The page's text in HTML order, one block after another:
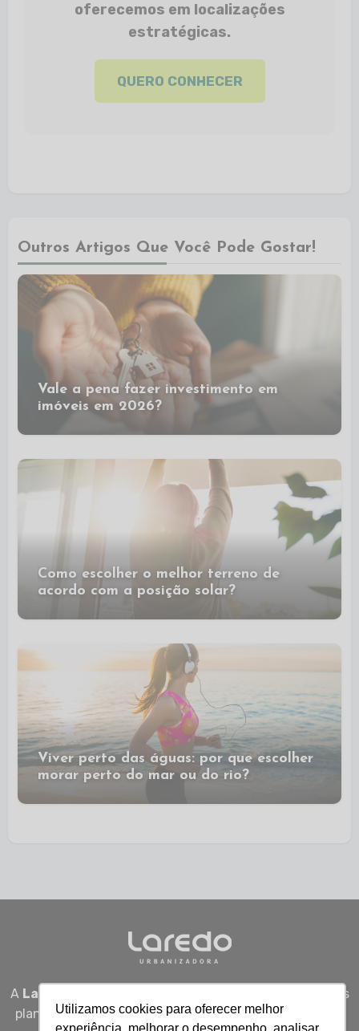
Utilizamos cookies para oferecer melhor
experiência, melhorar o desempenho, analisar
oferecemos em localizações
estratégicas.
QUERO CONHECER
Outros Artigos Que Você Pode Gostar!
Vale a pena fazer investimento em
imóveis em 2026?
Como escolher o melhor terreno de
acordo com a posição solar?
Viver perto das águas: por que escolher
morar perto do mar ou do rio?
A Laredo Urbanizadora
desenvolve empreendimentos
planejados em Sergipe, unindo qualidade, segurança e